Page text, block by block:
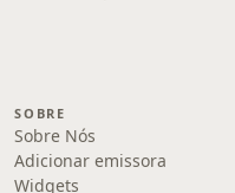
SOBRE
Sobre Nós
Adicionar emissora
Widgets